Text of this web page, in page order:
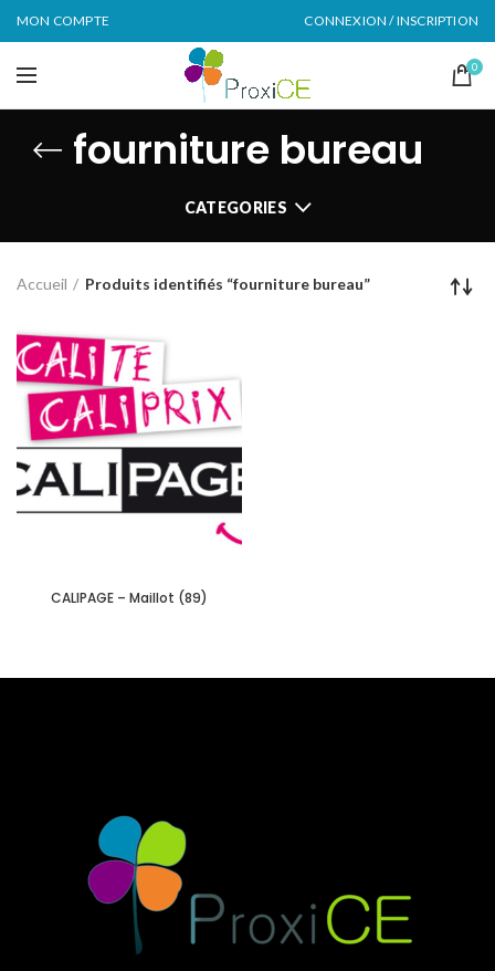
MON COMPTE CONNEXION / INSCRIPTION
0
fourniture bureau
CATEGORIES
Accueil Produits identifiés “fourniture bureau”
CALIPAGE – Maillot (89)